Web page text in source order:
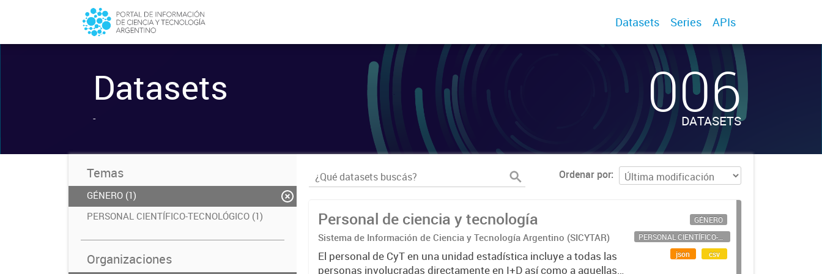
Datasets Series APIs
Datasets
- 006
DATASETS
Temas
GÉNERO (1)
PERSONAL CIENTÍFICO-TECNOLÓGICO (1)
Organizaciones
Ordenar por
Personal de ciencia y tecnología
Sistema de Información de Ciencia y Tecnología Argentino (SICYTAR)
El personal de CyT en una unidad estadística incluye a todas las
personas involucradas directamente en I+D así como a aquellas
GÉNERO
PERSONAL CIENTÍFICO-TECNOLÓGICO
json
csv